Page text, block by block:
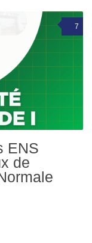
7
ENS
de